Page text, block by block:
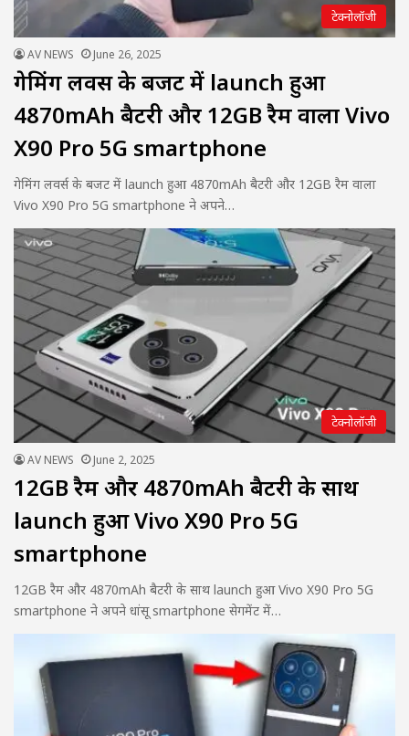
टेक्नोलॉजी
AV NEWS June 26, 2025
गेमिंग लवर्स के बजट में launch हुआ
4870mAh बैटरी और 12GB रैम वाला Vivo
X90 Pro 5G smartphone
गेमिंग लवर्स के बजट में launch हुआ 4870mAh बैटरी और 12GB रैम वाला
Vivo X90 Pro 5G smartphone ने अपने…
टेक्नोलॉजी
AV NEWS June 2, 2025
12GB रैम और 4870mAh बैटरी के साथ
launch हुआ Vivo X90 Pro 5G
smartphone
12GB रैम और 4870mAh बैटरी के साथ launch हुआ Vivo X90 Pro 5G
smartphone ने अपने धांसू smartphone सेगमेंट में…